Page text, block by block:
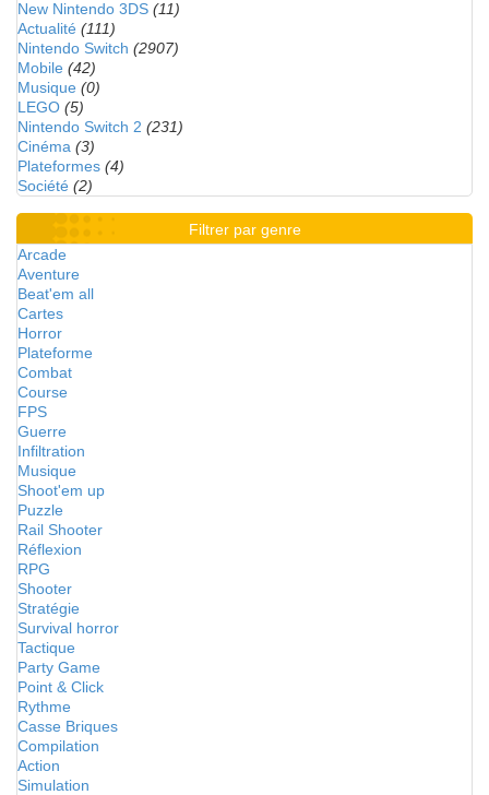
New Nintendo 3DS (11)
Actualité (111)
Nintendo Switch (2907)
Mobile (42)
Musique (0)
LEGO (5)
Nintendo Switch 2 (231)
Cinéma (3)
Plateformes (4)
Société (2)
Filtrer par genre
Arcade
Aventure
Beat'em all
Cartes
Horror
Plateforme
Combat
Course
FPS
Guerre
Infiltration
Musique
Shoot'em up
Puzzle
Rail Shooter
Réflexion
RPG
Shooter
Stratégie
Survival horror
Tactique
Party Game
Point & Click
Rythme
Casse Briques
Compilation
Action
Simulation